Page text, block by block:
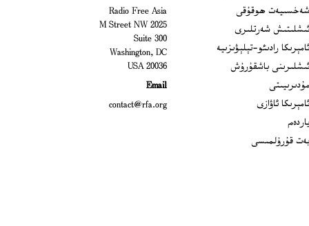
شەخسىيەت ھوقۇقى
ئىشلىتىش شەرتلىرى
ئامېرىكا رادىئو-تېلېۋىزىيە
ئىشلىرىنى باشقۇرۇش
مۇدىرىيىتى
ئامېرىكا ئاۋازى
ياردەم
بەت قۇرۇلمىسى
Radio Free Asia
2025 M Street NW
Suite 300
Washington, DC
20036 USA
Email
contact@rfa.org